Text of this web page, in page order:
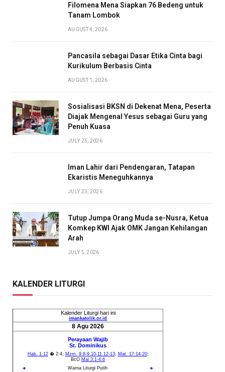
Filomena Mena Siapkan 76 Bedeng untuk
Tanam Lombok
AUGUST 4, 2026
Pancasila sebagai Dasar Etika Cinta bagi
Kurikulum Berbasis Cinta
AUGUST 1, 2026
Sosialisasi BKSN di Dekenat Mena, Peserta
Diajak Mengenal Yesus sebagai Guru yang
Penuh Kuasa
JULY 25, 2026
Iman Lahir dari Pendengaran, Tatapan
Ekaristis Meneguhkannya
JULY 23, 2026
Tutup Jumpa Orang Muda se-Nusra, Ketua
Komkep KWI Ajak OMK Jangan Kehilangan
Arah
JULY 5, 2026
KALENDER LITURGI